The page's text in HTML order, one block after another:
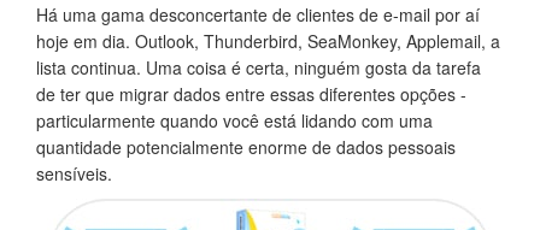
Há uma gama desconcertante de clientes de e-mail por aí
hoje em dia. Outlook, Thunderbird, SeaMonkey, Applemail, a
lista continua. Uma coisa é certa, ninguém gosta da tarefa
de ter que migrar dados entre essas diferentes opções -
particularmente quando você está lidando com uma
quantidade potencialmente enorme de dados pessoais
sensíveis.